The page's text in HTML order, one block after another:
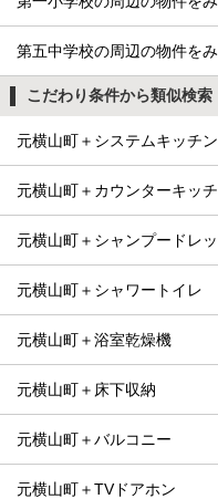
第五中学校の周辺の物件を
こだわり条件から類似検索
元横山町＋システムキッチン
元横山町＋カウンターキッ
元横山町＋シャンプードレ
元横山町＋シャワートイレ
元横山町＋浴室乾燥機
元横山町＋床下収納
元横山町＋バルコニー
元横山町＋TVドアホン